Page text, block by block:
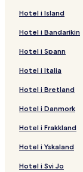
Hotel i Island
Hotel i Bandarikin
Hotel i Spann
Hotel i Italia
Hotel i Bretland
Hotel i Danmork
Hotel i Frakkland
Hotel i Yskaland
Hotel i Svi Jo